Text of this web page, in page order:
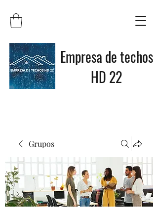
Empresa de techos
HD 22
Grupos